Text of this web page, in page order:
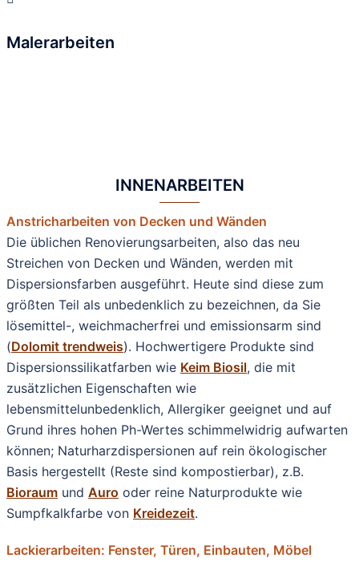
Malerarbeiten
INNENARBEITEN
Anstricharbeiten von Decken und Wänden
Die üblichen Renovierungsarbeiten, also das neu
Streichen von Decken und Wänden, werden mit
Dispersionsfarben ausgeführt. Heute sind diese zum
größten Teil als unbedenklich zu bezeichnen, da Sie
lösemittel-, weichmacherfrei und emissionsarm sind
(Dolomit trendweis). Hochwertigere Produkte sind
Dispersionssilikatfarben wie Keim Biosil, die mit
zusätzlichen Eigenschaften wie
lebensmittelunbedenklich, Allergiker geeignet und auf
Grund ihres hohen Ph-Wertes schimmelwidrig aufwarten
können; Naturharzdispersionen auf rein ökologischer
Basis hergestellt (Reste sind kompostierbar), z.B.
Bioraum und Auro oder reine Naturprodukte wie
Sumpfkalkfarbe von Kreidezeit.
Lackierarbeiten: Fenster, Türen, Einbauten, Möbel